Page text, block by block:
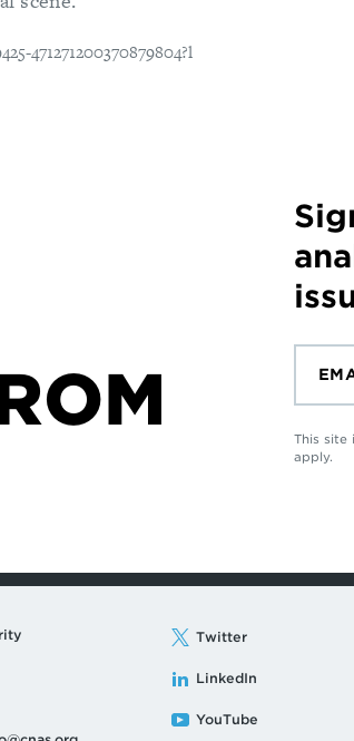
This site
apply.
Twitter
LinkedIn
YouTube